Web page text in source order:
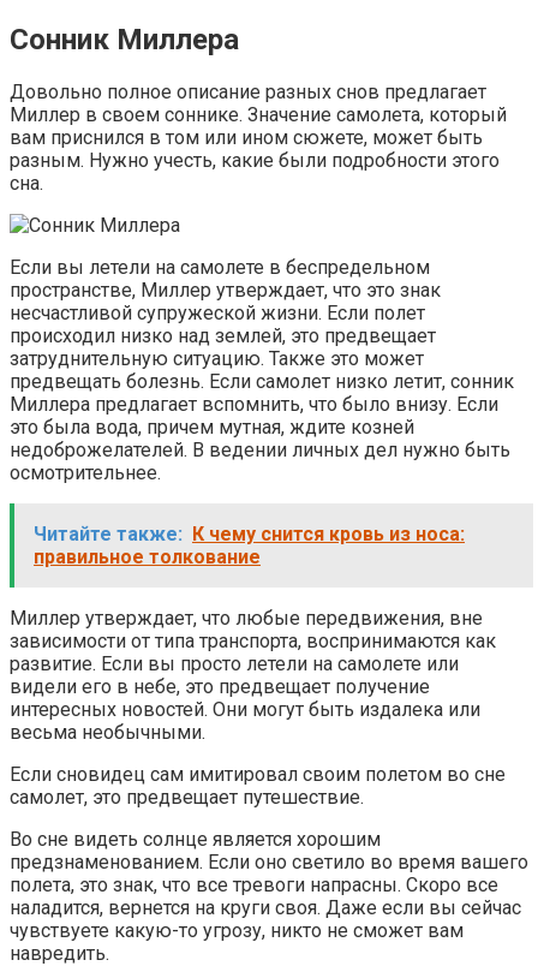
Сонник Миллера
Довольно полное описание разных снов предлагает
Миллер в своем соннике. Значение самолета, который
вам приснился в том или ином сюжете, может быть
разным. Нужно учесть, какие были подробности этого
сна.
Если вы летели на самолете в беспредельном
пространстве, Миллер утверждает, что это знак
несчастливой супружеской жизни. Если полет
происходил низко над землей, это предвещает
затруднительную ситуацию. Также это может
предвещать болезнь. Если самолет низко летит, сонник
Миллера предлагает вспомнить, что было внизу. Если
это была вода, причем мутная, ждите козней
недоброжелателей. В ведении личных дел нужно быть
осмотрительнее.
Читайте также: К чему снится кровь из носа:
правильное толкование
Миллер утверждает, что любые передвижения, вне
зависимости от типа транспорта, воспринимаются как
развитие. Если вы просто летели на самолете или
видели его в небе, это предвещает получение
интересных новостей. Они могут быть издалека или
весьма необычными.
Если сновидец сам имитировал своим полетом во сне
самолет, это предвещает путешествие.
Во сне видеть солнце является хорошим
предзнаменованием. Если оно светило во время вашего
полета, это знак, что все тревоги напрасны. Скоро все
наладится, вернется на круги своя. Даже если вы сейчас
чувствуете какую-то угрозу, никто не сможет вам
навредить.